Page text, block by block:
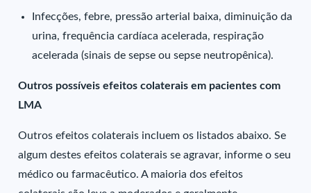
Infecções, febre, pressão arterial baixa, diminuição da
urina, frequência cardíaca acelerada, respiração
acelerada (sinais de sepse ou sepse neutropênica).
Outros possíveis efeitos colaterais em pacientes com
LMA
Outros efeitos colaterais incluem os listados abaixo. Se
algum destes efeitos colaterais se agravar, informe o seu
médico ou farmacêutico. A maioria dos efeitos